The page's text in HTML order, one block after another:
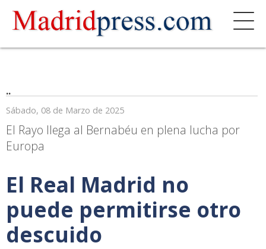
..
Sábado, 08 de Marzo de 2025
El Rayo llega al Bernabéu en plena lucha por
Europa
El Real Madrid no
puede permitirse otro
descuido